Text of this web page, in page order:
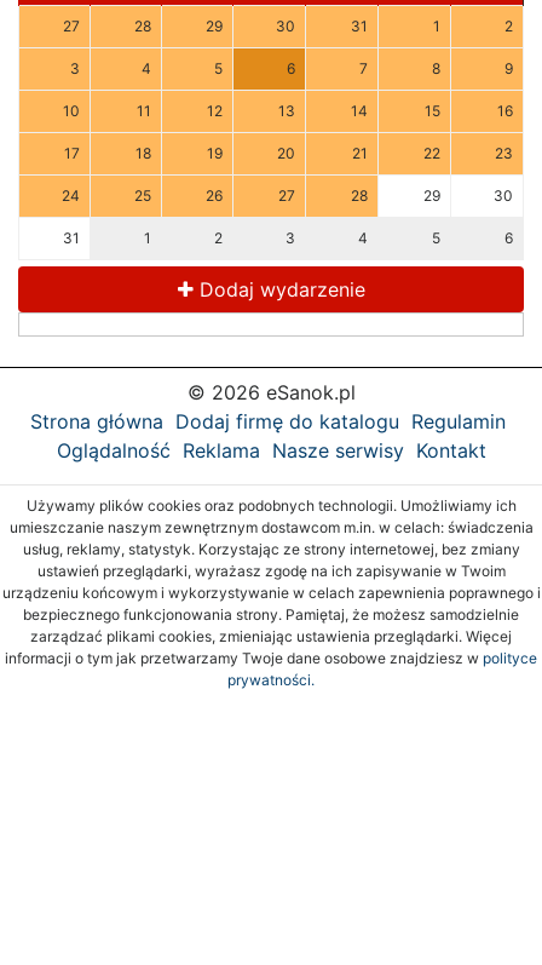
27 28 29 30 31 1 2
3 4 5 6 7 8 9
10 11 12 13 14 15 16
17 18 19 20 21 22 23
24 25 26 27 28 29 30
31 1 2 3 4 5 6
Dodaj wydarzenie
© 2026 eSanok.pl
Strona główna Dodaj firmę do katalogu Regulamin
Oglądalność Reklama Nasze serwisy Kontakt
Używamy plików cookies oraz podobnych technologii. Umożliwiamy ich
umieszczanie naszym zewnętrznym dostawcom m.in. w celach: świadczenia
usług, reklamy, statystyk. Korzystając ze strony internetowej, bez zmiany
ustawień przeglądarki, wyrażasz zgodę na ich zapisywanie w Twoim
urządzeniu końcowym i wykorzystywanie w celach zapewnienia poprawnego i
bezpiecznego funkcjonowania strony. Pamiętaj, że możesz samodzielnie
zarządzać plikami cookies, zmieniając ustawienia przeglądarki. Więcej
informacji o tym jak przetwarzamy Twoje dane osobowe znajdziesz w polityce
prywatności.